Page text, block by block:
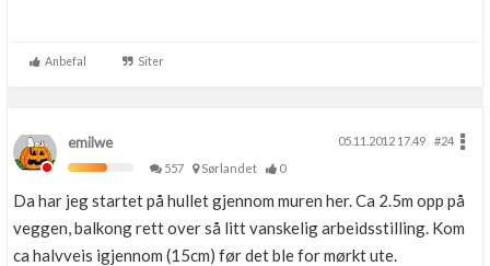
Anbefal Siter
emilwe 05.11.2012 17.49
#24
557
Sørlandet 0
Da har jeg startet på hullet gjennom muren her. Ca 2.5m opp på
veggen, balkong rett over så litt vanskelig arbeidsstilling. Kom
ca halvveis igjennom (15cm) før det ble for mørkt ute.